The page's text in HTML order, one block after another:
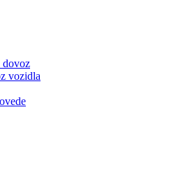
dovoz
vozidla